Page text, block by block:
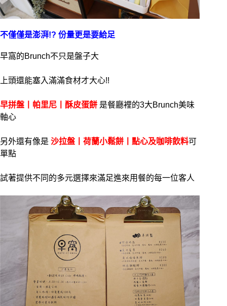
不僅僅是澎湃!? 份量更是要給足
早窩的Brunch不只是盤子大
上頭還能塞入滿滿食材才大心!!
早拼盤丨帕里尼丨酥皮蛋餅 是餐廳裡的3大Brunch美味
軸心
另外還有像是 沙拉盤丨荷蘭小鬆餅丨點心及咖啡飲料可
單點
試著提供不同的多元選擇來滿足進來用餐的每一位客人